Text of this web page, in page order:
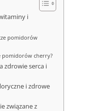
i
pomidorów
pomidorów cherry?
zdrowie serca i
i zdrowe
związane z